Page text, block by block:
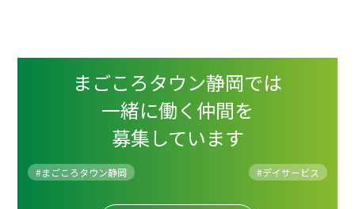
まごころタウン静岡では
一緒に働く仲間を
募集しています
#まごころタウン静岡 #デイサービス